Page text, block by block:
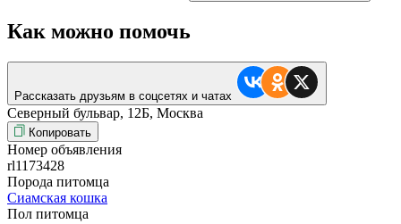
Как можно помочь
Рассказать друзьям в соцсетях и чатах
Северный бульвар, 12Б, Москва
Копировать
Номер объявления
rl1173428
Порода питомца
Сиамская кошка
Пол питомца